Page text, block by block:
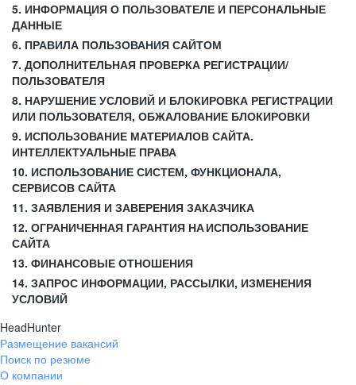
5. ИНФОРМАЦИЯ О ПОЛЬЗОВАТЕЛЕ И ПЕРСОНАЛЬНЫЕ
ДАННЫЕ
6. ПРАВИЛА ПОЛЬЗОВАНИЯ САЙТОМ
7. ДОПОЛНИТЕЛЬНАЯ ПРОВЕРКА РЕГИСТРАЦИИ/
ПОЛЬЗОВАТЕЛЯ
8. НАРУШЕНИЕ УСЛОВИЙ И БЛОКИРОВКА РЕГИСТРАЦИИ
ИЛИ ПОЛЬЗОВАТЕЛЯ, ОБЖАЛОВАНИЕ БЛОКИРОВКИ
9. ИСПОЛЬЗОВАНИЕ МАТЕРИАЛОВ САЙТА.
ИНТЕЛЛЕКТУАЛЬНЫЕ ПРАВА
10. ИСПОЛЬЗОВАНИЕ СИСТЕМ, ФУНКЦИОНАЛА,
СЕРВИСОВ САЙТА
11. ЗАЯВЛЕНИЯ И ЗАВЕРЕНИЯ ЗАКАЗЧИКА
12. ОГРАНИЧЕННАЯ ГАРАНТИЯ НА ИСПОЛЬЗОВАНИЕ
САЙТА
13. ФИНАНСОВЫЕ ОТНОШЕНИЯ
14. ЗАПРОС ИНФОРМАЦИИ, РАССЫЛКИ, ИЗМЕНЕНИЯ
УСЛОВИЙ
HeadHunter
Размещение вакансий
Поиск по резюме
О компании